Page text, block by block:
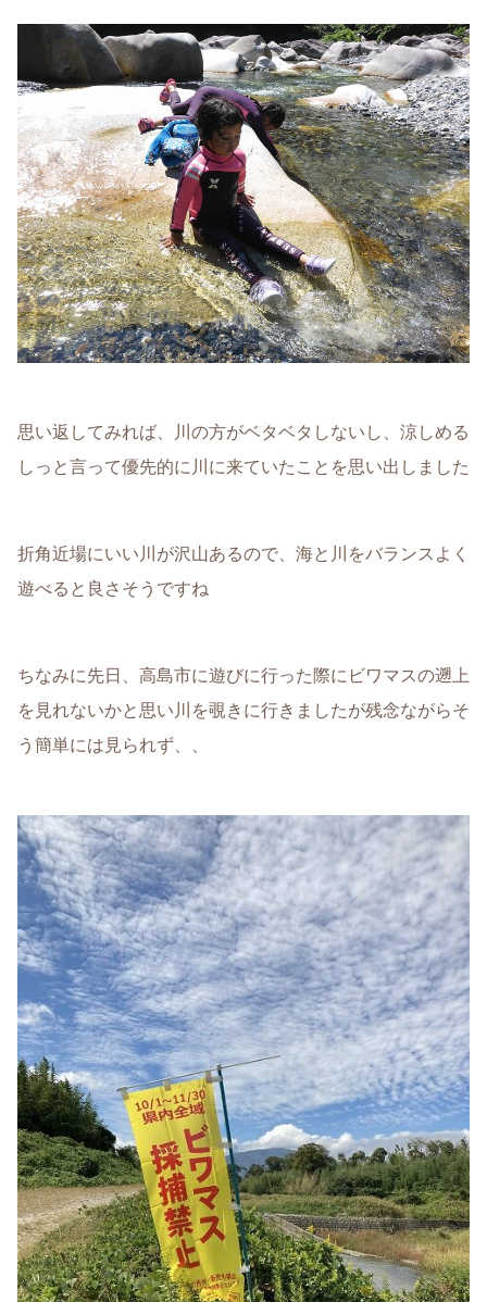
思い返してみれば、川の方がベタベタしないし、涼しめる
しっと言って優先的に川に来ていたことを思い出しました
折角近場にいい川が沢山あるので、海と川をバランスよく
遊べると良さそうですね
ちなみに先日、高島市に遊びに行った際にビワマスの遡上
を見れないかと思い川を覗きに行きましたが残念ながらそ
う簡単には見られず、、